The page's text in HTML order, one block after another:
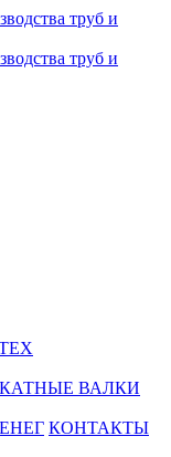
ВАЛКИ
КОНТАКТЫ